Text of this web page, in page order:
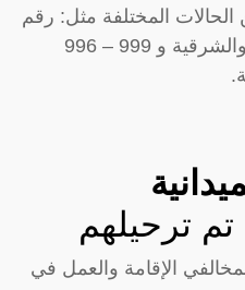
المختلفة مثل: رقم
911 لمكة المكرمة والرياض والشرقية و 999 – 996
تم ترحيلهم
الإقامة والعمل في